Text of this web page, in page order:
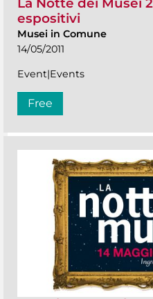
espositivi
Musei in Comune
14/05/2011
Event|Events
Free